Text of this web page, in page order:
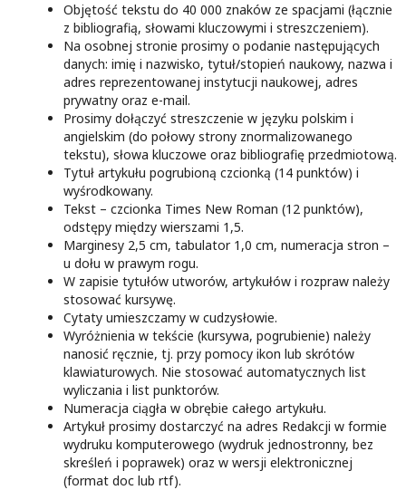
Objętość tekstu do 40 000 znaków ze spacjami (łącznie
z bibliografią, słowami kluczowymi i streszczeniem).
Na osobnej stronie prosimy o podanie następujących
danych: imię i nazwisko, tytuł/stopień naukowy, nazwa i
adres reprezentowanej instytucji naukowej, adres
prywatny oraz e-mail.
Prosimy dołączyć streszczenie w języku polskim i
angielskim (do połowy strony znormalizowanego
tekstu), słowa kluczowe oraz bibliografię przedmiotową.
Tytuł artykułu pogrubioną czcionką (14 punktów) i
wyśrodkowany.
Tekst – czcionka Times New Roman (12 punktów),
odstępy między wierszami 1,5.
Marginesy 2,5 cm, tabulator 1,0 cm, numeracja stron –
u dołu w prawym rogu.
W zapisie tytułów utworów, artykułów i rozpraw należy
stosować kursywę.
Cytaty umieszczamy w cudzysłowie.
Wyróżnienia w tekście (kursywa, pogrubienie) należy
nanosić ręcznie, tj. przy pomocy ikon lub skrótów
klawiaturowych. Nie stosować automatycznych list
wyliczania i list punktorów.
Numeracja ciągła w obrębie całego artykułu.
Artykuł prosimy dostarczyć na adres Redakcji w formie
wydruku komputerowego (wydruk jednostronny, bez
skreśleń i poprawek) oraz w wersji elektronicznej
(format doc lub rtf).